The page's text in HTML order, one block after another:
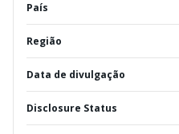
País
Região
Data de divulgação
Disclosure Status